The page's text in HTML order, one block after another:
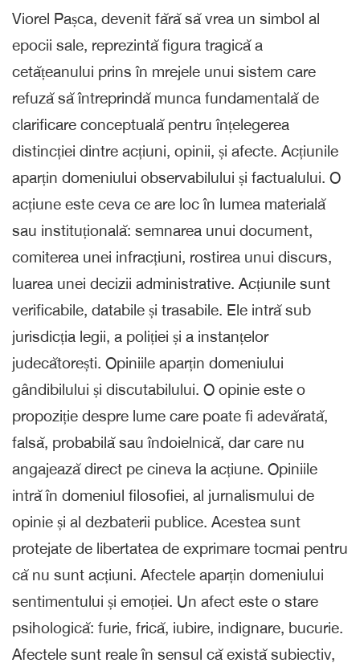
Viorel Pașca, devenit fără să vrea un simbol al
epocii sale, reprezintă figura tragică a
cetățeanului prins în mrejele unui sistem care
refuză să întreprindă munca fundamentală de
clarificare conceptuală pentru înțelegerea
distincției dintre acțiuni, opinii, și afecte. Acțiunile
aparțin domeniului observabilului și factualului. O
acțiune este ceva ce are loc în lumea materială
sau instituțională: semnarea unui document,
comiterea unei infracțiuni, rostirea unui discurs,
luarea unei decizii administrative. Acțiunile sunt
verificabile, databile și trasabile. Ele intră sub
jurisdicția legii, a poliției și a instanțelor
judecătorești. Opiniile aparțin domeniului
gândibilului și discutabilului. O opinie este o
propoziție despre lume care poate fi adevărată,
falsă, probabilă sau îndoielnică, dar care nu
angajează direct pe cineva la acțiune. Opiniile
intră în domeniul filosofiei, al jurnalismului de
opinie și al dezbaterii publice. Acestea sunt
protejate de libertatea de exprimare tocmai pentru
că nu sunt acțiuni. Afectele aparțin domeniului
sentimentului și emoției. Un afect este o stare
psihologică: furie, frică, iubire, indignare, bucurie.
Afectele sunt reale în sensul că există subiectiv,